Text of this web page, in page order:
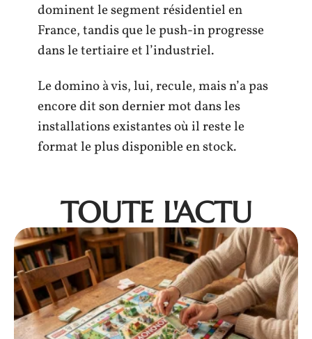
dominent le segment résidentiel en
France, tandis que le push-in progresse
dans le tertiaire et l’industriel.
Le domino à vis, lui, recule, mais n’a pas
encore dit son dernier mot dans les
installations existantes où il reste le
format le plus disponible en stock.
TOUTE L'ACTU